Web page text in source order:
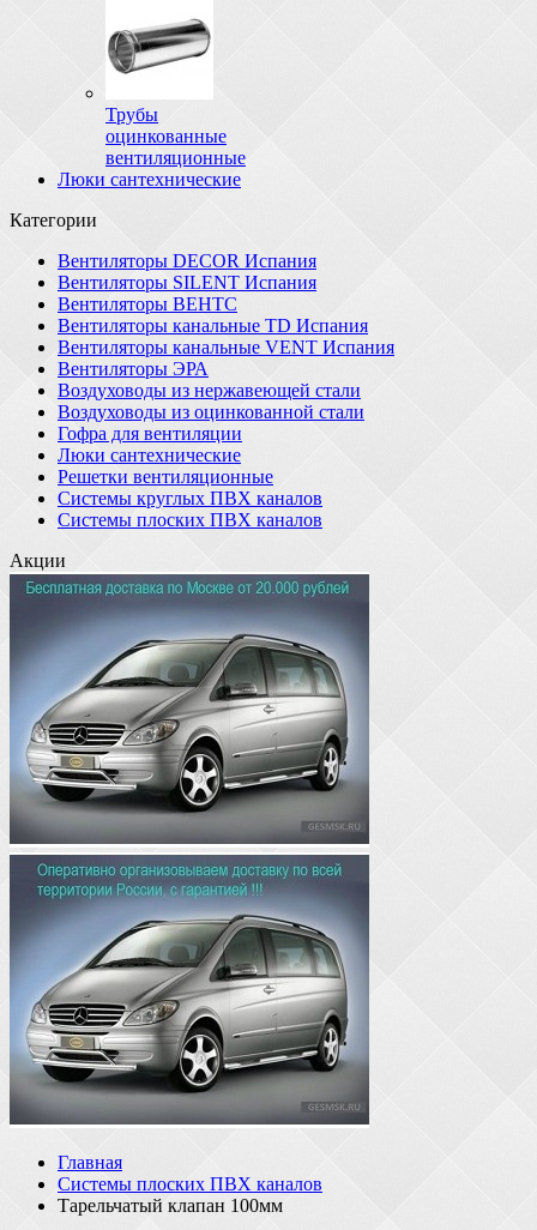
Трубы
оцинкованные
вентиляционные
Люки сантехнические
Категории
Вентиляторы DECOR Испания
Вентиляторы SILENT Испания
Вентиляторы ВЕНТС
Вентиляторы канальные TD Испания
Вентиляторы канальные VENT Испания
Вентиляторы ЭРА
Воздуховоды из нержавеющей стали
Воздуховоды из оцинкованной стали
Гофра для вентиляции
Люки сантехнические
Решетки вентиляционные
Системы круглых ПВХ каналов
Системы плоских ПВХ каналов
Акции
Главная
Системы плоских ПВХ каналов
Тарельчатый клапан 100мм